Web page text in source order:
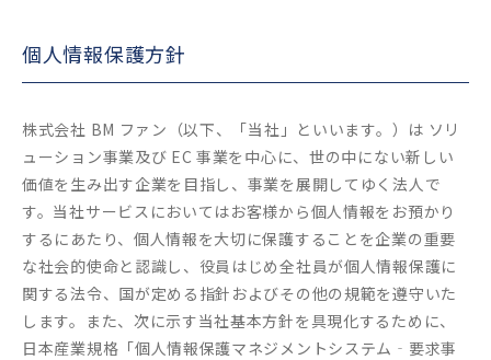
ユニフォーム管理・保管
なかにしゴルフ
BMファンについて
会社概要
社員紹介
個人情報保護方針
株式会社 BM ファン（以下、「当社」といいます。）は ソリ
ューション事業及び EC 事業を中心に、世の中にない新しい
価値を生み出す企業を目指し、事業を展開してゆく法人で
す。当社サービスにおいてはお客様から個人情報をお預かり
するにあたり、個人情報を大切に保護することを企業の重要
な社会的使命と認識し、役員はじめ全社員が個人情報保護に
関する法令、国が定める指針およびその他の規範を遵守いた
します。また、次に示す当社基本方針を具現化するために、
日本産業規格「個人情報保護マネジメントシステム‐要求事